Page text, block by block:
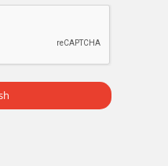
despre
instrucţiuni de utilizare
acest capitol sunt
în vederea